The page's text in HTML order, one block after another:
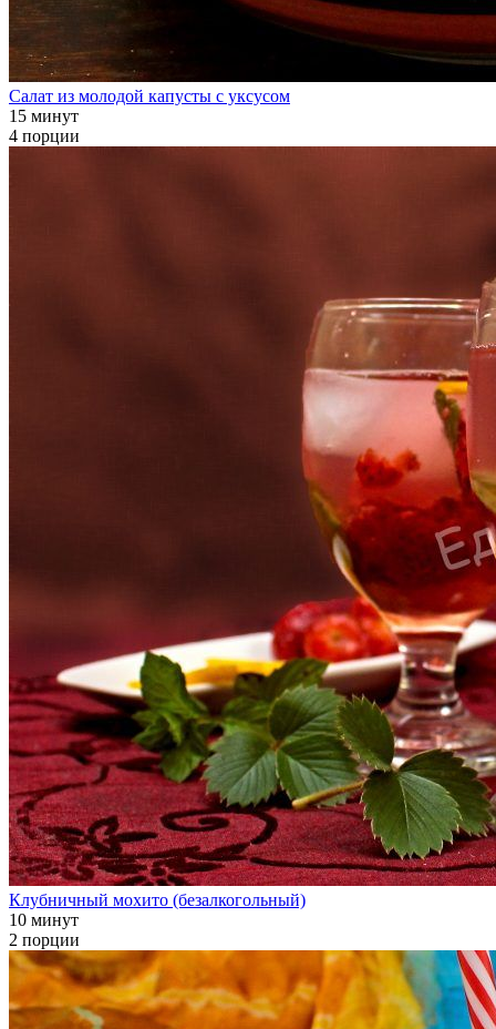
Салат из молодой капусты с уксусом
15 минут
4 порции
Клубничный мохито (безалкогольный)
10 минут
2 порции